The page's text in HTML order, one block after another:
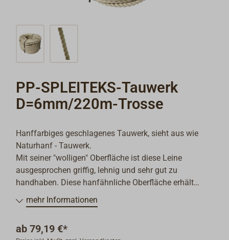
PP-SPLEITEKS-Tauwerk
D=6mm/220m-Trosse
Hanffarbiges geschlagenes Tauwerk, sieht aus wie
Naturhanf - Tauwerk.
Mit seiner "wolligen" Oberfläche ist diese Leine
ausgesprochen griffig, lehnig und sehr gut zu
handhaben. Diese hanfähnliche Oberfläche erhält
SPLEITEKS durch seine feine, aufwendig versponnene
Stapelfaser aus dem Rohstoff Polypropylen (PP).
fäulnisbeständig, schwimmfähig und verhärtet nicht.
mehr Informationen
ab 79,19 €*